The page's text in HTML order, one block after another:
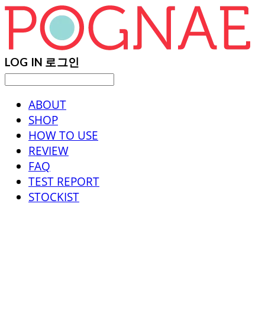
LOG IN 로그인
ABOUT
SHOP
HOW TO USE
REVIEW
FAQ
TEST REPORT
STOCKIST